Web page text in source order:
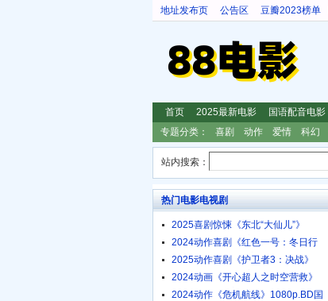
地址发布页 公告区 豆瓣2023榜单
首页 2025最新电影 国语配音电影
专题分类：
喜剧 动作 爱情 科幻
站内搜索：
热门电影电视剧
2025喜剧惊悚《东北“大仙儿”》
1080p.HD国语中字
2024动作喜剧《红色一号：冬日行
动》4K.HD中英双字
2025动作喜剧《护卫者3：决战》
1080p.HD国语中字
2024动画《开心超人之时空营救》
4K.HD国语中字
2024动作《危机航线》1080p.BD国